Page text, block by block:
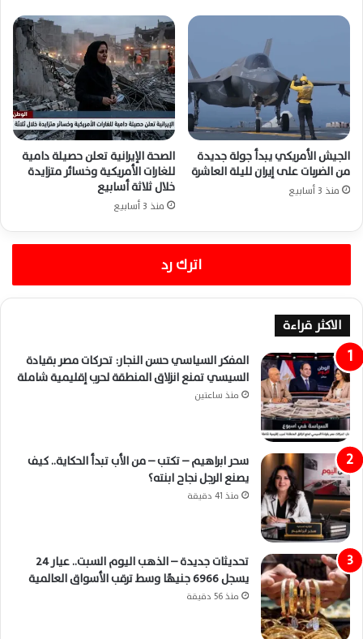
الجيش الأمريكي يبدأ جولة جديدة
من الضربات على إيران لليلة العاشرة
منذ 3 أسابيع
الصحة الإيرانية تعلن حصيلة دامية
للغارات الأمريكية وخسائر متزايدة
خلال ثلاثة أسابيع
منذ 3 أسابيع
اترك رد
الاكثر قراءة
المفكر السياسي حسن النجار: تحركات مصر بقيادة
السيسي تمنع انزلاق المنطقة لحرب إقليمية شاملة
منذ ساعتين
سحر ابراهيم – تكتب – من الأب تبدأ الحكاية.. كيف
يصنع الرجل نجاح ابنته؟
منذ 41 دقيقة
تحديثات جديدة – الذهب اليوم السبت.. عيار 24
يسجل 6966 جنيهًا وسط ترقب الأسواق العالمية
منذ 56 دقيقة